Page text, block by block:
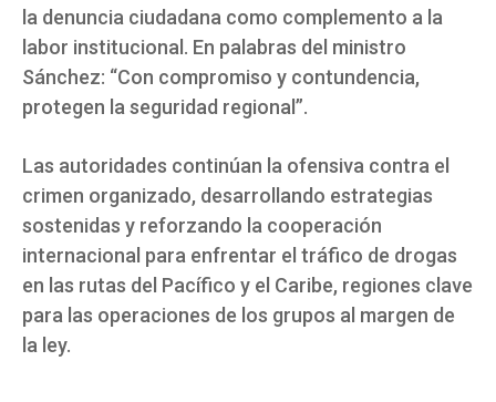
la denuncia ciudadana como complemento a la
labor institucional. En palabras del ministro
Sánchez: “Con compromiso y contundencia,
protegen la seguridad regional”.
Las autoridades continúan la ofensiva contra el
crimen organizado, desarrollando estrategias
sostenidas y reforzando la cooperación
internacional para enfrentar el tráfico de drogas
en las rutas del Pacífico y el Caribe, regiones clave
para las operaciones de los grupos al margen de
la ley.